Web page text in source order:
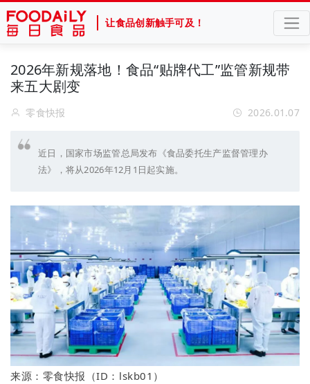
让食品创新触手可及！
2026年新规落地！食品“贴牌代工”监管新规带
来五大剧变
零食快报 2026.01.07
近日，国家市场监管总局发布《食品委托生产监督管理办
法》，将从2026年12月1日起实施。
来源：零食快报（ID：lskb01）